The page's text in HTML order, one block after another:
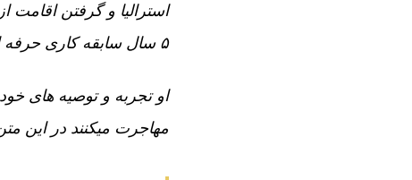
استرالیا و گرفتن اقامت
۵ سال سابقه کاری حرفه ای در بخش IT در ایران، بالاخره یک اسپانسر کاری در ملبورن برایش پیدا شد.
او تجربه و توصیه های
مهاجرت میکنند در این